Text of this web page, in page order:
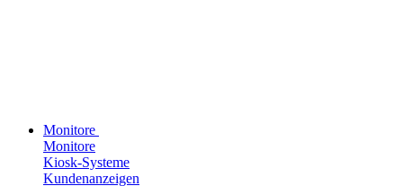
Monitore
Monitore
Kiosk-Systeme
Kundenanzeigen